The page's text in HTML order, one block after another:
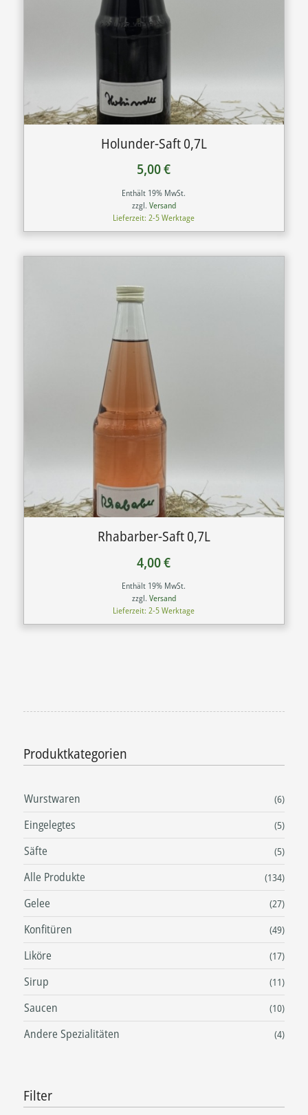
Holunder-Saft 0,7L
5,00€
Enthält 19% MwSt.
zzgl. Versand
Lieferzeit: 2-5 Werktage
Rhabarber-Saft 0,7L
4,00€
Enthält 19% MwSt.
zzgl. Versand
Lieferzeit: 2-5 Werktage
Produktkategorien
Wurstwaren (6)
Eingelegtes (5)
Säfte (5)
Alle Produkte (134)
Gelee (27)
Konfitüren (49)
Liköre (17)
Sirup (11)
Saucen (10)
Andere Spezialitäten (4)
Filter